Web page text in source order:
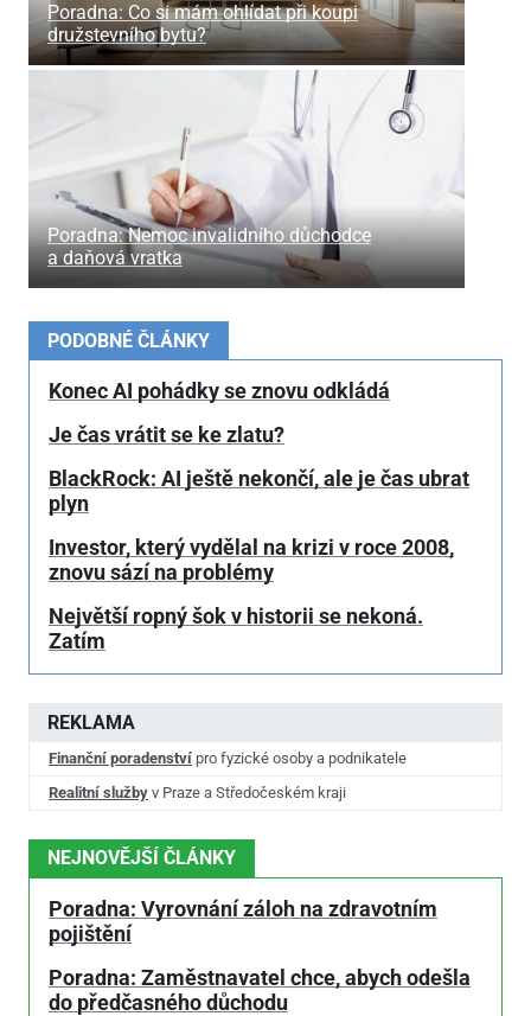
Poradna: Co si mám ohlídat při koupi
družstevního bytu?
Poradna: Nemoc invalidního důchodce
a daňová vratka
REKLAMA
Finanční poradenství pro fyzické osoby a podnikatele
Realitní služby v Praze a Středočeském kraji
NEJNOVĚJŠÍ ČLÁNKY
Poradna: Vyrovnání záloh na zdravotním
pojištění
Poradna: Zaměstnavatel chce, abych odešla
do předčasného důchodu
PODOBNÉ ČLÁNKY
Konec AI pohádky se znovu odkládá
Je čas vrátit se ke zlatu?
BlackRock: AI ještě nekončí, ale je čas ubrat
plyn
Investor, který vydělal na krizi v roce 2008,
znovu sází na problémy
Největší ropný šok v historii se nekoná.
Zatím